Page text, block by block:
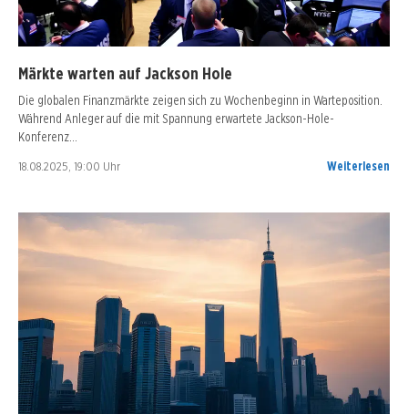
Märkte warten auf Jackson Hole
Die globalen Finanzmärkte zeigen sich zu Wochenbeginn in Warteposition.
Während Anleger auf die mit Spannung erwartete Jackson-Hole-
Konferenz…
18.08.2025, 19:00 Uhr Weiterlesen